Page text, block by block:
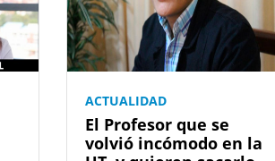
ACTUALIDAD
El Profesor que se
volvió incómodo en la